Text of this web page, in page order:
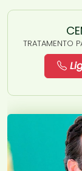
TRATAMENTO